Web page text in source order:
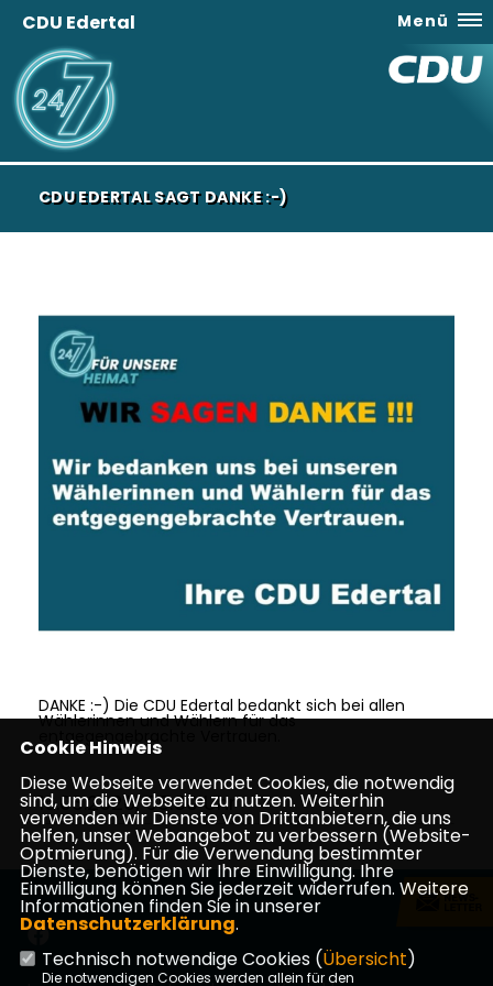
CDU Edertal Menü
CDU EDERTAL SAGT DANKE :-)
DANKE :-) Die CDU Edertal bedankt sich bei allen
Wählerinnen und Wählern für das
entgegengebrachte Vertrauen.
16.03.2026, 08:30 Uhr
Cookie Hinweis
Diese Webseite verwendet Cookies, die notwendig
sind, um die Webseite zu nutzen. Weiterhin
verwenden wir Dienste von Drittanbietern, die uns
helfen, unser Webangebot zu verbessern (Website-
Optmierung). Für die Verwendung bestimmter
Dienste, benötigen wir Ihre Einwilligung. Ihre
Einwilligung können Sie jederzeit widerrufen. Weitere
Informationen finden Sie in unserer
Datenschutzerklärung.
Technisch notwendige Cookies (Übersicht)
Die notwendigen Cookies werden allein für den